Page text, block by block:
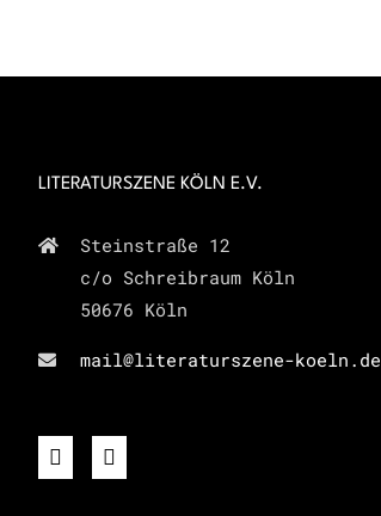
LITERATURSZENE KÖLN E.V.
Steinstraße 12
c/o Schreibraum Köln
50676 Köln
mail@literaturszene-koeln.de